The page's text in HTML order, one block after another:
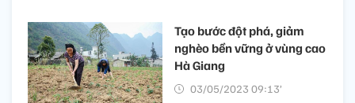
Tạo bước đột phá, giảm
nghèo bền vững ở vùng cao
Hà Giang
03/05/2023 09:13’